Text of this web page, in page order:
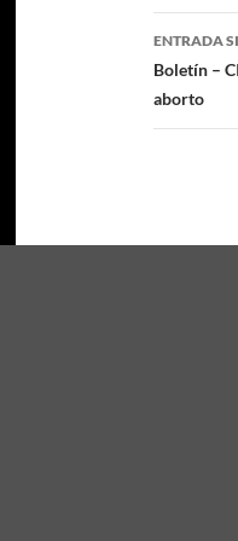
de
ENTRADA
Boletín –
aborto